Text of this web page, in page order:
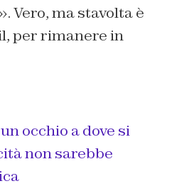
Vero, ma stavolta è
per rimanere in
occhio a dove si
non sarebbe